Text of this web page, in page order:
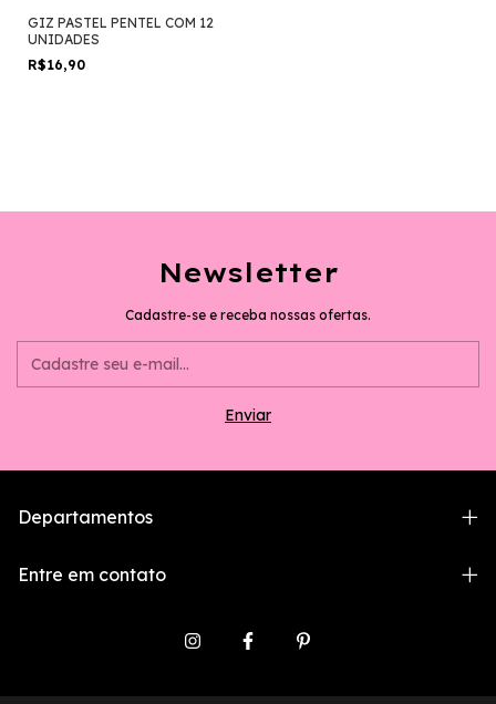
GIZ PASTEL PENTEL COM 12
UNIDADES
R$16,90
Newsletter
Cadastre-se e receba nossas ofertas.
Departamentos
Entre em contato